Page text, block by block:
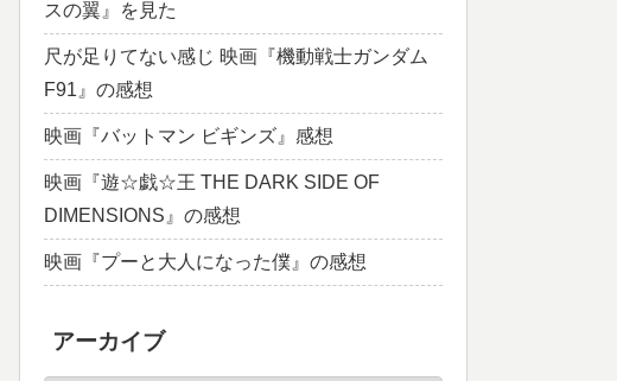
スの翼』を見た
尺が足りてない感じ 映画『機動戦士ガンダム
F91』の感想
映画『バットマン ビギンズ』感想
映画『遊☆戯☆王 THE DARK SIDE OF
DIMENSIONS』の感想
映画『プーと大人になった僕』の感想
アーカイブ